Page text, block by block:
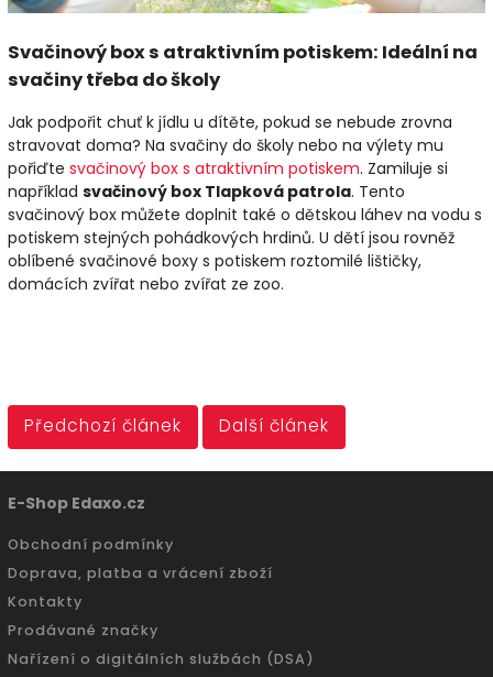
Svačinový box s atraktivním potiskem: Ideální na
svačiny třeba do školy
Jak podpořit chuť k jídlu u dítěte, pokud se nebude zrovna
stravovat doma? Na svačiny do školy nebo na výlety mu
pořiďte svačinový box s atraktivním potiskem. Zamiluje si
například svačinový box Tlapková patrola. Tento
svačinový box můžete doplnit také o dětskou láhev na vodu s
potiskem stejných pohádkových hrdinů. U dětí jsou rovněž
oblíbené svačinové boxy s potiskem roztomilé lištičky,
domácích zvířat nebo zvířat ze zoo.
Předchozí článek Další článek
E-Shop Edaxo.cz
Obchodní podmínky
Doprava, platba a vrácení zboží
Kontakty
Prodávané značky
Nařízení o digitálních službách (DSA)